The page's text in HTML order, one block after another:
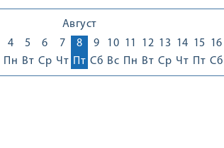
Август
4
Пн
5
Вт
6
Ср
7
Чт
8
Пт
9
Сб
10
Вс
11
Пн
12
Вт
13
Ср
14
Чт
15
Пт
16
Сб